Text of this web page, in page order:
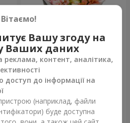
Букет "Дзінтарс"
Замовити
Вітаємо!
Вашу згоду на
Ваших даних
реклама, контент, аналітика,
доступ до інформації на
(наприклад, файли
буде доступна